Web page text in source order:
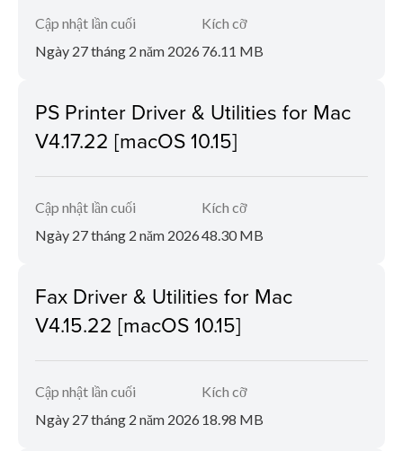
Cập nhật lần cuối
Ngày 27 tháng 2 năm 2026
Kích cỡ
76.11 MB
PS Printer Driver & Utilities for Mac
V4.17.22 [macOS 10.15]
Cập nhật lần cuối
Ngày 27 tháng 2 năm 2026
Kích cỡ
48.30 MB
Fax Driver & Utilities for Mac
V4.15.22 [macOS 10.15]
Cập nhật lần cuối
Ngày 27 tháng 2 năm 2026
Kích cỡ
18.98 MB